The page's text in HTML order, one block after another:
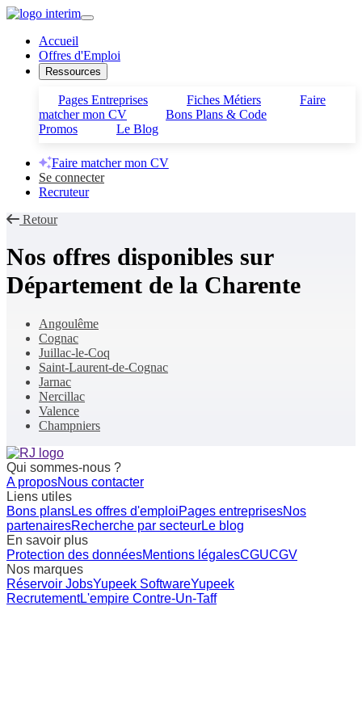
Accueil
Offres d'Emploi
Ressources
Pages Entreprises Fiches Métiers
Faire
matcher mon CV
Bons Plans & Code
Promos
Le Blog
Faire matcher mon CV
Se connecter
Recruteur
Retour
Nos offres disponibles sur
Département de la Charente
Angoulême
Cognac
Juillac-le-Coq
Saint-Laurent-de-Cognac
Jarnac
Nercillac
Valence
Champniers
Qui sommes-nous ?
A proposNous contacter
Liens utiles
Bons plansLes offres d'emploiPages entreprisesNos
partenairesRecherche par secteurLe blog
En savoir plus
Protection des donnéesMentions légalesCGUCGV
Nos marques
Réservoir JobsYupeek SoftwareYupeek
RecrutementL'empire Contre-Un-Taff